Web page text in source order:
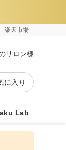
楽天市場
サロン様
に入り
Lab